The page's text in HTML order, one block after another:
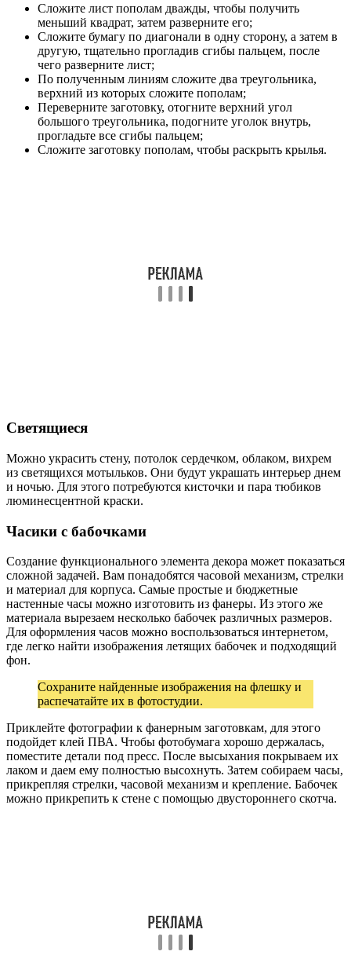
Сложите лист пополам дважды, чтобы получить
меньший квадрат, затем разверните его;
Сложите бумагу по диагонали в одну сторону, а затем в
другую, тщательно прогладив сгибы пальцем, после
чего разверните лист;
По полученным линиям сложите два треугольника,
верхний из которых сложите пополам;
Переверните заготовку, отогните верхний угол
большого треугольника, подогните уголок внутрь,
прогладьте все сгибы пальцем;
Сложите заготовку пополам, чтобы раскрыть крылья.
Светящиеся
Можно украсить стену, потолок сердечком, облаком, вихрем
из светящихся мотыльков. Они будут украшать интерьер днем
и ночью. Для этого потребуются кисточки и пара тюбиков
люминесцентной краски.
Часики с бабочками
Создание функционального элемента декора может показаться
сложной задачей. Вам понадобятся часовой механизм, стрелки
и материал для корпуса. Самые простые и бюджетные
настенные часы можно изготовить из фанеры. Из этого же
материала вырезаем несколько бабочек различных размеров.
Для оформления часов можно воспользоваться интернетом,
где легко найти изображения летящих бабочек и подходящий
фон.
Сохраните найденные изображения на флешку и
распечатайте их в фотостудии.
Приклейте фотографии к фанерным заготовкам, для этого
подойдет клей ПВА. Чтобы фотобумага хорошо держалась,
поместите детали под пресс. После высыхания покрываем их
лаком и даем ему полностью высохнуть. Затем собираем часы,
прикрепляя стрелки, часовой механизм и крепление. Бабочек
можно прикрепить к стене с помощью двустороннего скотча.